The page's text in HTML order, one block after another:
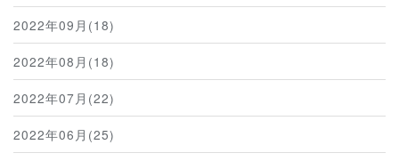
2022年09月(18)
2022年08月(18)
2022年07月(22)
2022年06月(25)